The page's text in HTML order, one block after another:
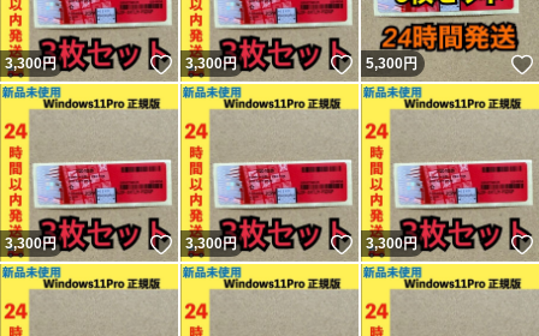
3,300円 いいね！
3,300円 いいね！
5,300円
3,300円 いいね！
3,300円 いいね！
3,300円